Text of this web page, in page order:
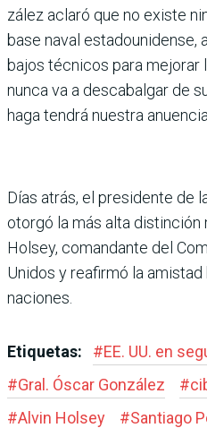
zález aclaró que no existe
base naval estadounidense,
bajos técnicos para mejorar
nunca va a descabalgar de
haga tendrá nuestra
Días atrás, el presidente de
otorgó la más alta distinción
Hol­sey, comandante del
Unidos y reafirmó la
naciones.
Etiquetas: #EE. UU. en
#Gral. Óscar González #
#Alvin Holsey #Santiago